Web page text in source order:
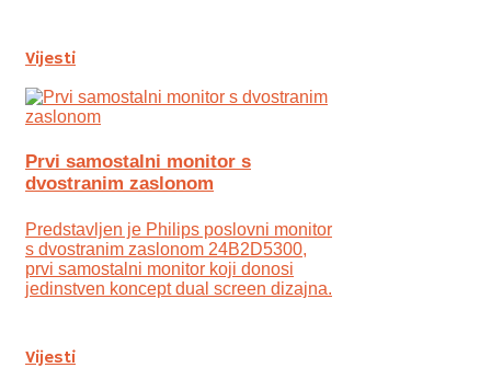
Vijesti
Prvi samostalni monitor s
dvostranim zaslonom
Predstavljen je Philips poslovni monitor
s dvostranim zaslonom 24B2D5300,
prvi samostalni monitor koji donosi
jedinstven koncept dual screen dizajna.
Vijesti